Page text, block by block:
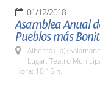
01/12/2018
Asamblea Anual
Pueblos más
Alberca (La)
Lugar: Teatro
Hora: 10:15 h.